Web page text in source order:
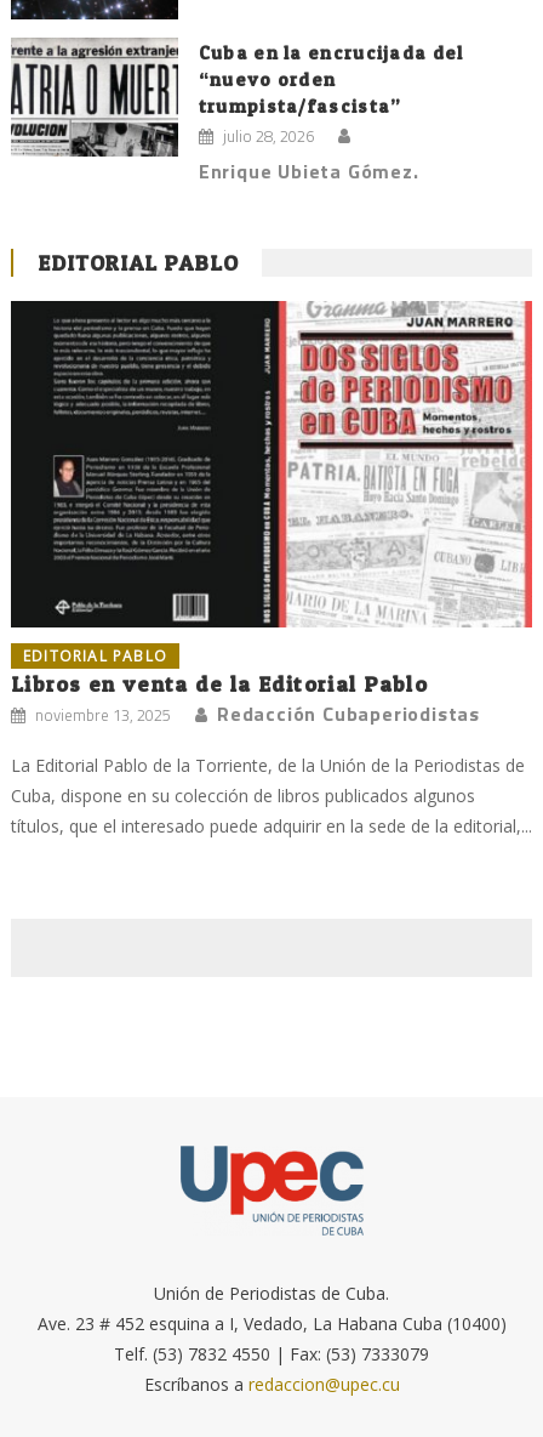
Cuba en la encrucijada del
“nuevo orden
trumpista/fascista”
julio 28, 2026
Enrique Ubieta Gómez.
EDITORIAL PABLO
EDITORIAL PABLO
Libros en venta de la Editorial Pablo
noviembre 13, 2025 Redacción Cubaperiodistas
La Editorial Pablo de la Torriente, de la Unión de la Periodistas de
Cuba, dispone en su colección de libros publicados algunos
títulos, que el interesado puede adquirir en la sede de la editorial,...
Unión de Periodistas de Cuba.
Ave. 23 # 452 esquina a I, Vedado, La Habana Cuba (10400)
Telf. (53) 7832 4550 | Fax: (53) 7333079
Escríbanos a redaccion@upec.cu